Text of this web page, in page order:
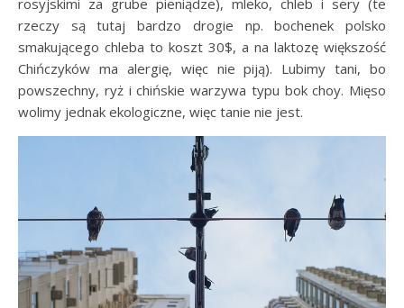
rzeczy są tutaj bardzo drogie np. bochenek polsko
smakującego chleba to koszt 30$, a na laktozę większość
Chińczyków ma alergię, więc nie piją). Lubimy tani, bo
powszechny, ryż i chińskie warzywa typu bok choy. Mięso
wolimy jednak ekologiczne, więc tanie nie jest.